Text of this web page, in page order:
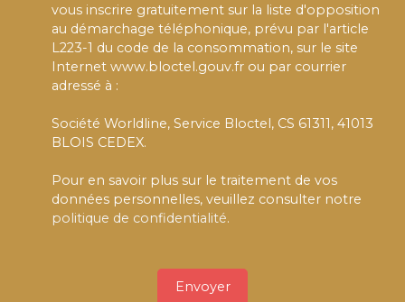
vous inscrire gratuitement sur la liste d'opposition
au démarchage téléphonique, prévu par l'article
L223-1 du code de la consommation, sur le site
Internet www.bloctel.gouv.fr ou par courrier
adressé à :
Société Worldline, Service Bloctel, CS 61311, 41013
BLOIS CEDEX.
Pour en savoir plus sur le traitement de vos
données personnelles, veuillez consulter notre
politique de confidentialité.
Envoyer